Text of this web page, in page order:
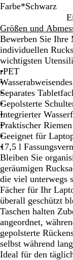
Farbe*Schwarz
c
h
w
a
r
z
l
a
u
Größen und
Bewerben Sie Ihre
individuellen
wichtigsten
rPET
Separates
Gepolsterte
Integrierter
Praktischer
Geeignet für
17,5 l
Bleiben Sie
geräumigen
die viel unterwegs
Fächer für Ihr
überall geschützt
Taschen halten
angeordnet,
gepolsterte
selbst während
Ideal für den